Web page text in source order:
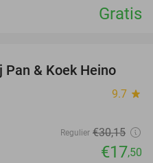
Gratis
42%
& Koek Heino
9.7 star
Regulier €30,15
€17,50